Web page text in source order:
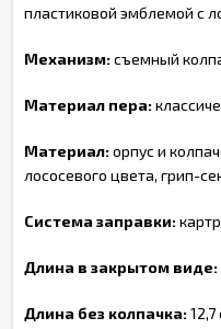
пластиковой эмблемой с
Механизм:съемный
Материал пера:
Материал:орпус и
лососевого цвета, грип-
Система заправки:
Длина в закрытом виде:
Длина без колпачка:12,7